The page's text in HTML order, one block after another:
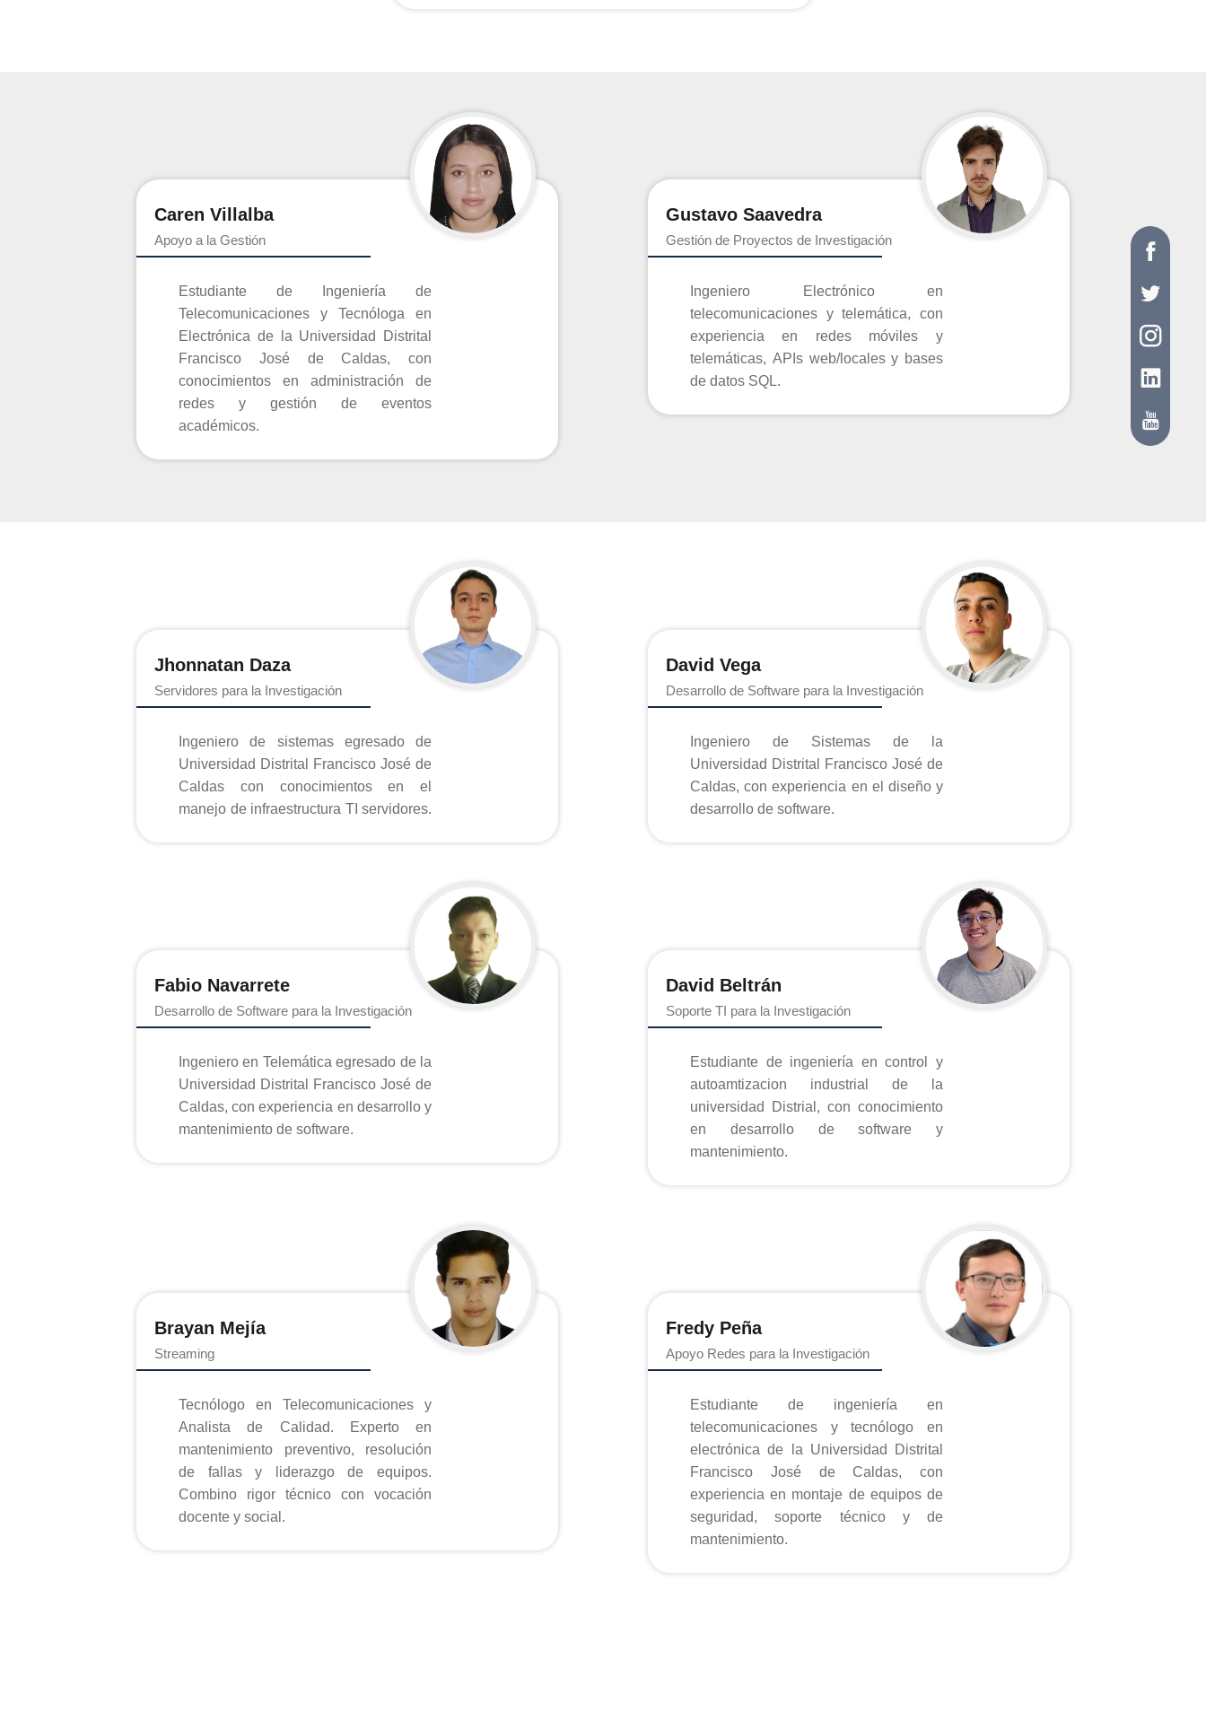
Caren Villalba
Apoyo a la Gestión
Estudiante de Ingeniería de
Telecomunicaciones y Tecnóloga en
Electrónica de la Universidad Distrital
Francisco José de Caldas, con
conocimientos en administración de
redes y gestión de eventos
académicos.
Gustavo Saavedra
Gestión de Proyectos de Investigación
Ingeniero Electrónico en
telecomunicaciones y telemática, con
experiencia en redes móviles y
telemáticas, APIs web/locales y bases
de datos SQL.
Jhonnatan Daza
Servidores para la Investigación
Ingeniero de sistemas egresado de
Universidad Distrital Francisco José de
Caldas con conocimientos en el
manejo de infraestructura TI servidores.
David Vega
Desarrollo de Software para la Investigación
Ingeniero de Sistemas de la
Universidad Distrital Francisco José de
Caldas, con experiencia en el diseño y
desarrollo de software.
Fabio Navarrete
Desarrollo de Software para la Investigación
Ingeniero en Telemática egresado de la
Universidad Distrital Francisco José de
Caldas, con experiencia en desarrollo y
mantenimiento de software.
David Beltrán
Soporte TI para la Investigación
Estudiante de ingeniería en control y
autoamtizacion industrial de la
universidad Distrial, con conocimiento
en desarrollo de software y
mantenimiento.
Brayan Mejía
Streaming
Tecnólogo en Telecomunicaciones y
Analista de Calidad. Experto en
mantenimiento preventivo, resolución
de fallas y liderazgo de equipos.
Combino rigor técnico con vocación
docente y social.
Fredy Peña
Apoyo Redes para la Investigación
Estudiante de ingeniería en
telecomunicaciones y tecnólogo en
electrónica de la Universidad Distrital
Francisco José de Caldas, con
experiencia en montaje de equipos de
seguridad, soporte técnico y de
mantenimiento.